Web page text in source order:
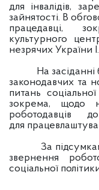
для інвалідів,
зайнятості. В
працедавці,
культурного
незрячих України
На засіданні
законодавчих та
питань
зокрема, щодо
роботодавців
для
За підсумками
звернення
соціальної